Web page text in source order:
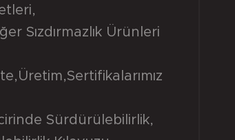
,
Sızdırmazlık Ürünleri
, Üretim,Sertifikalarımız
Sürdürülebilirlik,